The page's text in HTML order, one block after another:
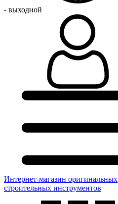
- выходной
Интернет-магазин оригинальных
строительных инструментов